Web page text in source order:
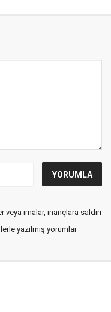
imalar, inançlara saldırı
yazılmış yorumlar